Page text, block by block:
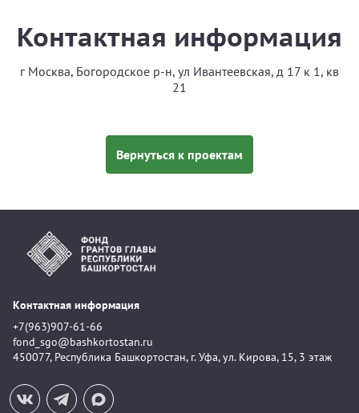
Контактная информация
г Москва, Богородское р-н, ул Ивантеевская, д 17 к 1, кв
21
Вернуться к проектам
Контактная информация
+7(963)907-61-66
fond_sgo@bashkortostan.ru
450077, Республика Башкортостан, г. Уфа, ул. Кирова, 15, 3 этаж